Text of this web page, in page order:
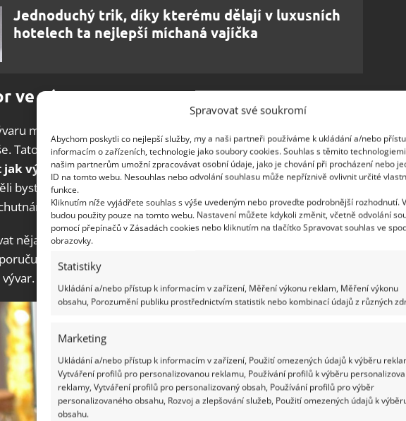
Spravovat své soukromí
Abychom poskytli co nejlepší služby, my a naši partneři používáme k ukládání a/nebo
informacím o zařízeních, technologie jako soubory cookies. Souhlas s těmito
našim partnerům umožní zpracovávat osobní údaje, jako je chování při procházení nebo
ID na tomto webu. Nesouhlas nebo odvolání souhlasu může nepříznivě ovlivnit určité
funkce.
Kliknutím níže vyjádřete souhlas s výše uvedeným nebo proveďte podrobnější rozhodnutí.
budou použity pouze na tomto webu. Nastavení můžete kdykoli změnit, včetně odvolání
pomocí přepínačů v Zásadách cookies nebo kliknutím na tlačítko Spravovat souhlas ve
obrazovky.
Statistiky
Ukládání a/nebo přístup k informacím v zařízení, Měření výkonu reklam, Měření výkonu
obsahu, Porozumění publiku prostřednictvím statistik nebo kombinací údajů z různých
Marketing
Ukládání a/nebo přístup k informacím v zařízení, Použití omezených údajů k výběru
Vytváření profilů pro personalizovanou reklamu, Používání profilů k výběru
reklamy, Vytváření profilů pro personalizovaný obsah, Používání profilů pro výběr
personalizovaného obsahu, Rozvoj a zlepšování služeb, Použití omezených údajů k
obsahu.
Jednoduchý trik, díky kterému dělají v luxusních
hotelech ta nejlepší míchaná vajíčka
ve vývaru
místo ve vodě je jednoduchý, ale účinný způsob, jak zlepšit
Tato příprava je snadná a hotový pokrm bude pikantnější a plný
jak vývar masový, tak i zeleninový.Mějte však na paměti, že
byste být opatrní při dosolování kaše. Nejste-li si jistí, dosolte ji
nějaké sušené koření, myslete na to, že je v něm obvykle také
vařit brambory ve vodě, ale místo mléka či smetany do